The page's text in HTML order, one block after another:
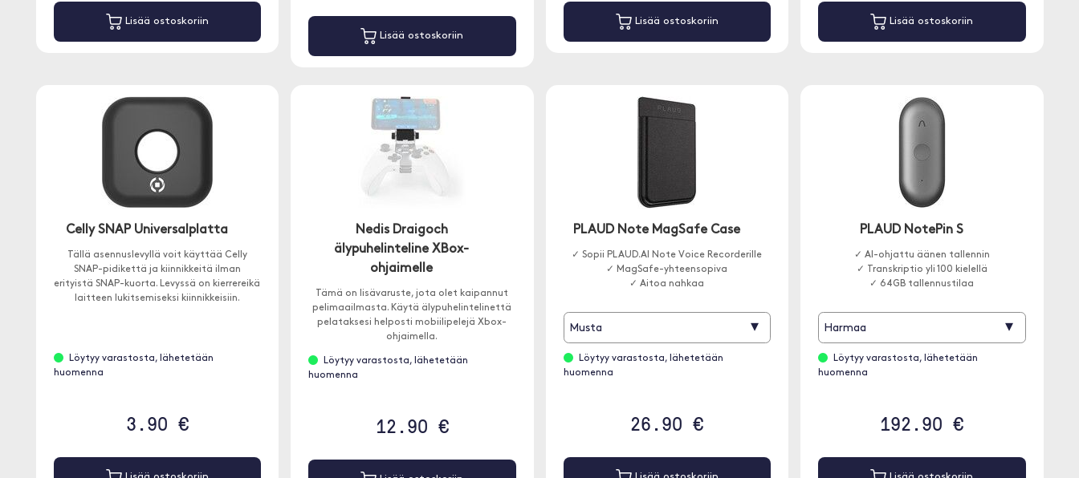
Lisää ostoskoriin
Lisää ostoskoriin
Lisää ostoskoriin Lisää ostoskoriin
Celly SNAP Universalplatta
Tällä asennuslevyllä voit käyttää Celly
SNAP-pidikettä ja kiinnikkeitä ilman
erityistä SNAP-kuorta. Levyssä on kierrereikä
laitteen lukitsemiseksi kiinnikkeisiin.
Löytyy varastosta, lähetetään
huomenna
3.90 €
Nedis Draigoch
älypuhelinteline XBox-
ohjaimelle
Tämä on lisävaruste, jota olet kaipannut
pelimaailmasta. Käytä älypuhelintelinettä
pelataksesi helposti mobiilipelejä Xbox-
ohjaimella.
Löytyy varastosta, lähetetään
huomenna
12.90 €
PLAUD Note MagSafe Case
✓ Sopii PLAUD.AI Note Voice Recorderille
✓ MagSafe-yhteensopiva
✓ Aitoa nahkaa
Musta ▾
Löytyy varastosta, lähetetään
huomenna
26.90 €
PLAUD NotePin S
✓ AI-ohjattu äänen tallennin
✓ Transkriptio yli 100 kielellä
✓ 64GB tallennustilaa
Harmaa ▾
Löytyy varastosta, lähetetään
huomenna
192.90 €